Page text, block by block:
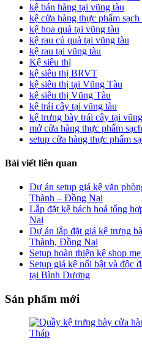
kệ bán hàng tại vũng tàu
kệ cửa hàng thực phẩm
kệ hoa quả tại vũng tàu
kệ rau củ quả tại vũng tàu
kệ rau tại vũng tàu
Kệ siêu thị
kệ siêu thị BRVT
kệ siêu thị tại Vũng Tàu
kệ siêu thị Vũng Tàu
kệ trái cây tại vũng tàu
kệ trưng bày trái cây tại
mở cửa hàng thực phẩm
setup cửa hàng thực phẩm
Bài viết liên quan
Dự án setup giá kệ văn
Thành – Đồng Nai
Lắp đặt kệ bách hoá tổng
Nai
Dự án lắp đặt giá kệ trưng
Thành, Đồng Nai
Setup hoàn thiện kệ shop
Setup giá kệ nổi bật và độc
tại Bình Dương
Sản phẩm mới